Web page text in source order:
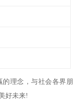
理念，与社会各界朋
好未来!